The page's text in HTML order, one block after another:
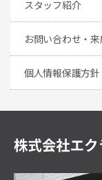
スタッフ紹介
お問い合わせ・
個人情報保護方針